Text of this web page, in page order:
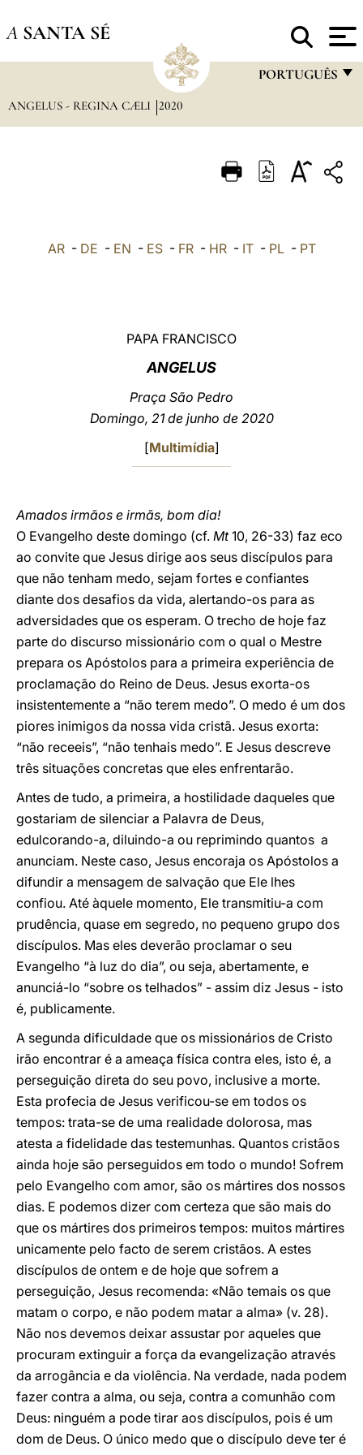
A SANTA SÉ
PORTUGUÊS
ITALIANO
ANGELUS - REGINA CÆLI 2020
AR- DE - EN - ES- FR- HR- IT- PL- PT
PAPA FRANCISCO
ANGELUS
Praça São Pedro
Domingo, 21 de junho de 2020
[Multimídia]
Amados irmãos e irmãs, bom dia!
O Evangelho deste domingo (cf. Mt10, 26-33) faz eco
ao convite que Jesus dirige aos seus discípulos para
que não tenham medo, sejam fortes e confiantes
diante dos desafios da vida, alertando-os para as
adversidades que os esperam. O trecho de hoje faz
parte do discurso missionário com o qual o Mestre
prepara os Apóstolos para a primeira experiência de
proclamação do Reino de Deus. Jesus exorta-os
insistentemente a “não terem medo”. O medo é um dos
piores inimigos da nossa vida cristã. Jesus exorta:
“não receeis”, “não tenhais medo”. E Jesus descreve
três situações concretas que eles enfrentarão.
Antes de tudo, a primeira, a hostilidade daqueles que
gostariam de silenciar a Palavra de Deus,
edulcorando-a, diluindo-a ou reprimindo quantos a
anunciam. Neste caso, Jesus encoraja os Apóstolos a
difundir a mensagem de salvação que Ele lhes
confiou. Até àquele momento, Ele transmitiu-a com
prudência, quase em segredo, no pequeno grupo dos
discípulos. Mas eles deverão proclamar o seu
Evangelho “à luz do dia”, ou seja, abertamente, e
anunciá-lo “sobre os telhados” - assim diz Jesus - isto
é, publicamente.
A segunda dificuldade que os missionários de Cristo
irão encontrar é a ameaça física contra eles, isto é, a
perseguição direta do seu povo, inclusive a morte.
Esta profecia de Jesus verificou-se em todos os
tempos: trata-se de uma realidade dolorosa, mas
atesta a fidelidade das testemunhas. Quantos cristãos
ainda hoje são perseguidos em todo o mundo! Sofrem
pelo Evangelho com amor, são os mártires dos nossos
dias. E podemos dizer com certeza que são mais do
que os mártires dos primeiros tempos: muitos mártires
unicamente pelo facto de serem cristãos. A estes
discípulos de ontem e de hoje que sofrem a
perseguição, Jesus recomenda: «Não temais os que
matam o corpo, e não podem matar a alma» (v. 28).
Não nos devemos deixar assustar por aqueles que
procuram extinguir a força da evangelização através
da arrogância e da violência. Na verdade, nada podem
fazer contra a alma, ou seja, contra a comunhão com
Deus: ninguém a pode tirar aos discípulos, pois é um
dom de Deus. O único medo que o discípulo deve ter é